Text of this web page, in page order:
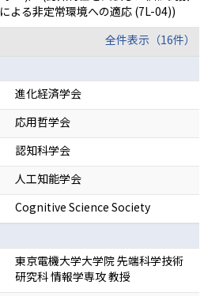
による非定常環境への適応 (7L-04))
全件表示（16件）
進化経済学会
応用哲学会
認知科学会
人工知能学会
Cognitive Science Society
東京電機大学大学院 先端科学技術
研究科 情報学専攻 教授